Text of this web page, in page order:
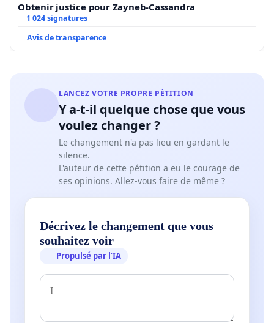
Obtenir justice pour Zayneb-Cassandra
1 024 signatures
Avis de transparence
LANCEZ VOTRE PROPRE PÉTITION
Y a-t-il quelque chose que vous
voulez changer ?
Le changement n'a pas lieu en gardant le
silence.
L'auteur de cette pétition a eu le courage de
ses opinions. Allez-vous faire de même ?
Décrivez le changement que vous
souhaitez voir
Propulsé par l’IA